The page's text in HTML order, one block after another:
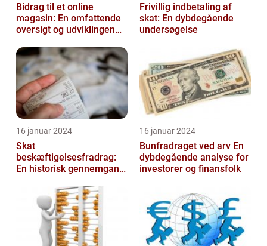
Bidrag til et online
magasin: En omfattende
oversigt og udviklingen
Frivillig indbetaling af
skat: En dybdegående
undersøgelse
16 januar 2024
Skat
beskæftigelsesfradrag:
En historisk gennemgang
skattefritagelsesprogram
for inves...
16 januar 2024
Bunfradraget ved arv En
dybdegående analyse for
investorer og finansfolk